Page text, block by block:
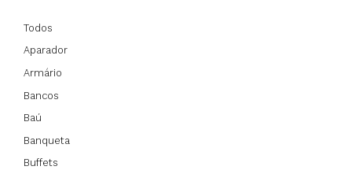
Todos
Aparador
Armário
Bancos
Baú
Banqueta
Buffets